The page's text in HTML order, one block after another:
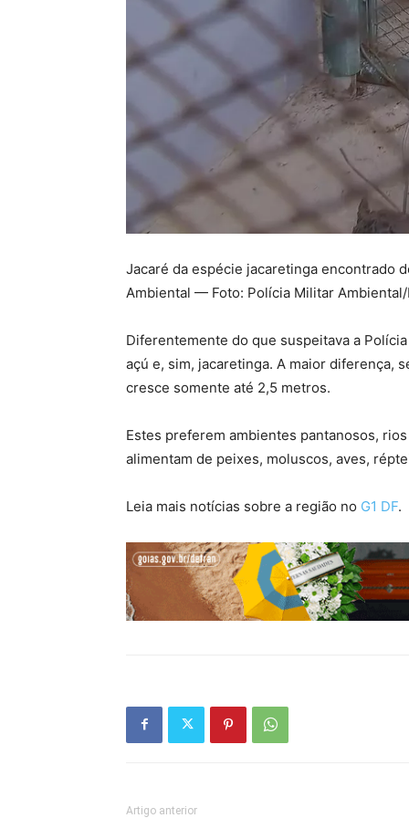
Jacaré da espécie jacaretinga encontrado
Ambiental — Foto: Polícia Militar
Diferentemente do que suspeitava a
açú e, sim, jacaretinga. A maior diferença,
cresce somente até 2,5 metros.
Estes preferem ambientes pantanosos,
alimentam de peixes, moluscos, aves,
Leia mais notícias sobre a região no G1 DF.
Artigo anterior